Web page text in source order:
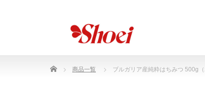
Home 商品一覧 ブルガリア産純粋はちみつ 500g（